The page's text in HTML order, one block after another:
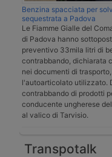
Benzina spacciata per
sequestrata a Padova
Le Fiamme Gialle del
di Padova hanno
preventivo 33mila litri di
contrabbando, dichiarata
nei documenti di
l'autoarticolato utilizzato.
contrabbando di prodotti
conducente ungherese
al valico di Tarvisio.
Transpotalk
Il Governo rinvia
a luglio 2026 la
tassa sui pacchi
esteri